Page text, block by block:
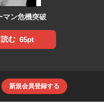
ン危機突破
む 65pt
新規会員登録する